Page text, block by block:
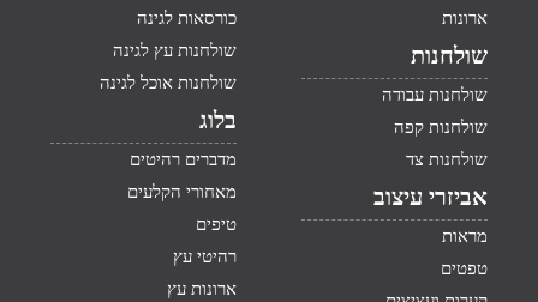
ארונות
שולחנות
שולחנות עבודה
שולחנות קפה
שולחנות צד
אביזרי עיצוב
מראות
טפטים
כורסאות לגינה
שולחנות עץ לגינה
שולחנות אוכל לגינה
בלוג
מדברים רהיטים
מאחורי הקלעים
טיפים
רהיטי עץ
ארונות עץ